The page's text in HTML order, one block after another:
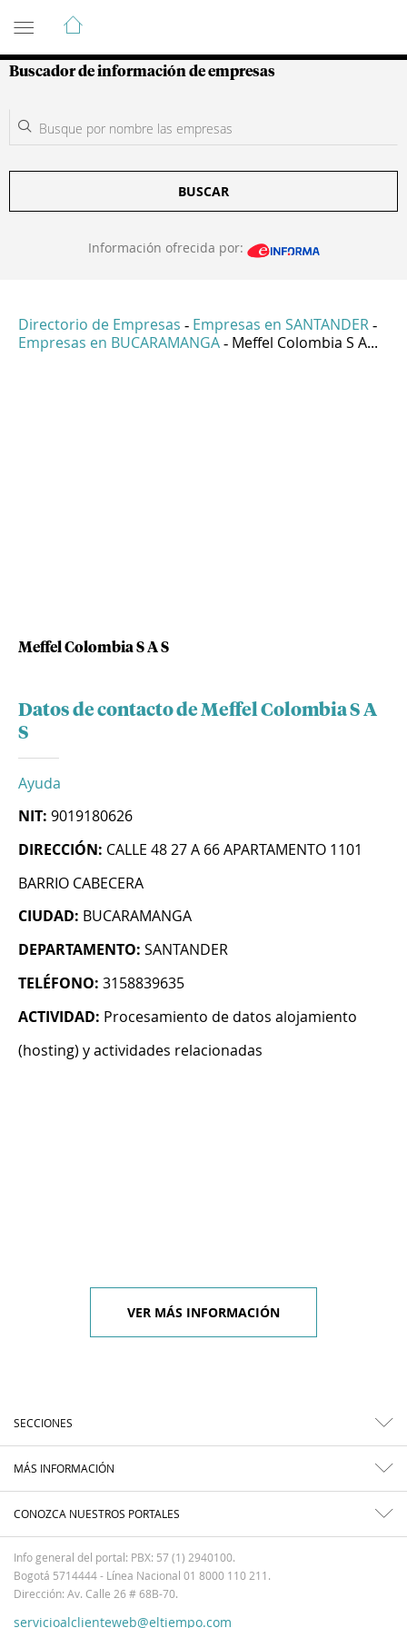
Guía de Empresas Colombianas
Buscador de información de empresas
BUSCAR
Información ofrecida por:
Directorio de Empresas - Empresas en SANTANDER -
Empresas en BUCARAMANGA - Meffel Colombia S A...
Meffel Colombia S A S
Datos de contacto de Meffel Colombia S A
S
Ayuda
NIT: 9019180626
DIRECCIÓN: CALLE 48 27 A 66 APARTAMENTO 1101
BARRIO CABECERA
CIUDAD: BUCARAMANGA
DEPARTAMENTO: SANTANDER
TELÉFONO: 3158839635
ACTIVIDAD: Procesamiento de datos alojamiento
(hosting) y actividades relacionadas
VER MÁS INFORMACIÓN
SECCIONES
MÁS INFORMACIÓN
CONOZCA NUESTROS PORTALES
Info general del portal: PBX: 57 (1) 2940100.
Bogotá 5714444 - Línea Nacional 01 8000 110 211.
Dirección: Av. Calle 26 # 68B-70.
servicioalclienteweb@eltiempo.com